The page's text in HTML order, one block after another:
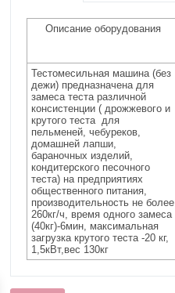
Описание оборудования
Тестомесильная машина (без
дежи) предназначена для
замеса теста различной
консистенции ( дрожжевого и
крутого теста для
пельменей, чебуреков,
домашней лапши,
бараночных изделий,
кондитерского песочного
теста) на предприятиях
общественного питания,
производительность не более
260кг/ч, время одного замеса
(40кг)-6мин, максимальная
загрузка крутого теста -20 кг,
1,5кВт,вес 130кг